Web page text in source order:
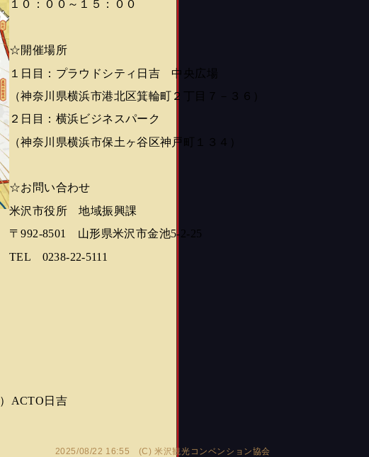
１０：００～１５：００
☆開催場所
１日目：プラウドシティ日吉 中央広場
（神奈川県横浜市港北区箕輪町２丁目７－３６）
２日目：横浜ビジネスパーク
（神奈川県横浜市保土ヶ谷区神戸町１３４）
☆お問い合わせ
米沢市役所 地域振興課
〒992-8501 山形県米沢市金池5-2-25
TEL 0238-22-5111
ACTO日吉
2025/08/22 16:55 (C)米沢観光コンベンション協会